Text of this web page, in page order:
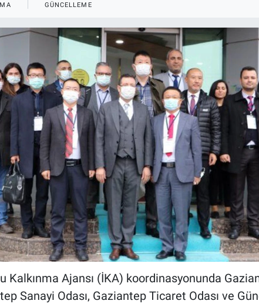
GÜNCELLEME
Kalkınma Ajansı (İKA) koordinasyonunda
Sanayi Odası, Gaziantep Ticaret Odası ve